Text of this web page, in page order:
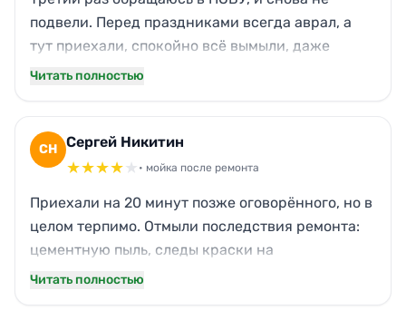
подвели. Перед праздниками всегда аврал, а
тут приехали, спокойно всё вымыли, даже
люстру протёрли — я сама до неё редко
Влажная уборка полов с защитным составом —
паркет блестит. Запах — лёгкий, цитрусовый,
Читать полностью
СН Сергей Никитин
★★★★★ • мойка после ремонта
Приехали на 20 минут позже оговорённого, но в
целом терпимо. Отмыли последствия ремонта:
цементную пыль, следы краски на
подоконниках, затирку с пола. Санузел довели
Читать полностью